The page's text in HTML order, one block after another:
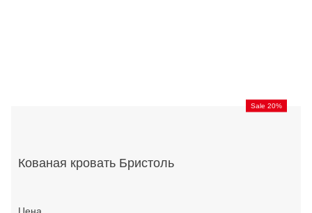
Sale 20%
Кованая кровать Бристоль